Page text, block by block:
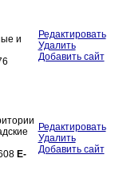
и
Редактировать
Удалить
Добавить сайт
E-
Редактировать
Удалить
Добавить сайт